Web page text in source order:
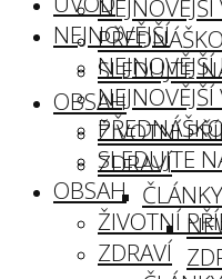
SLEDUJTE
OBSAH
ŽIVOTNÍ
ZDRAVÍ
ČLÁNKY
NEJNOVĚJŠÍ
SLEDUJTE
OBSAH
ŽIVOTNÍ
ZDRAVÍ